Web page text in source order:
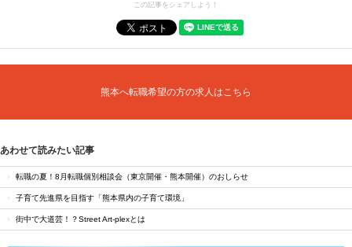
この記事をシェアしよう！
熊本へ転職希望の方の求人はこちら
あわせて読みたい記事
転職の夏！8月転職個別相談会（東京開催・熊本開催）のおしらせ
子育て先進県を目指す「熊本県内の子育て環境」
街中で大道芸！？Street Art-plexとは